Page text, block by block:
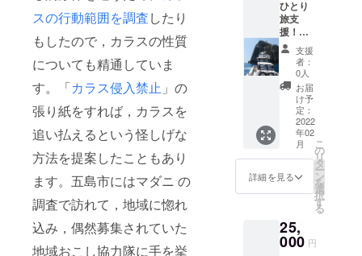
スの行動範囲を調査したり
もしたので，カラスの性質
についても精通していま
す。「カラス侵入禁止 」の
張り紙をすれば，カラスを
追い払えるという怪しげな
方法を提案したこともあり
ます。五島市にはマダニ の
調査で訪れて，地域に惚れ
込み，偶然募集されていた
地域おこし協力隊に手を挙
場合
は，以
下の項
目を備
考にお
書き添
えくだ
さい。
１ プ
レゼン
トの目
的 ２
先
合わ
せ。漁
の状況
で内容
は変わ
ります
が、五
島列島
玉之浦
のおい
しい贈
り物で
す。冷
凍発送
ひとり
旅支
援！！
大瀬崎
灯台エ
コガイ
ドシン
グルク
ルージ
ング招
待 (五島
市玉之
浦町ま
での交
通費，
者ご自
身でご
負担く
支援
者：
0人
お届
け予
定：
2022
年02
月
詳細を見る
こ
の
リ
タ
ー
ン
を
選
択
す
る
25,
000 円